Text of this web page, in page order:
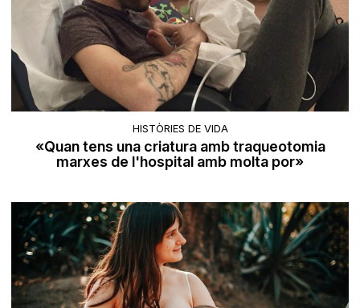
HISTÒRIES DE VIDA
«Quan tens una criatura amb traqueotomia
marxes de l'hospital amb molta por»